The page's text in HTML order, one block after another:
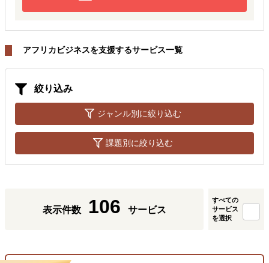
アフリカビジネスを支援するサービス一覧
絞り込み
ジャンル別に絞り込む
課題別に絞り込む
表示件数 106 サービス
すべての
サービス
を選択